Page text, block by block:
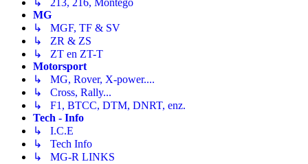
↳ 213, 216, Montego
MG
↳ MGF, TF & SV
↳ ZR & ZS
↳ ZT en ZT-T
Motorsport
↳ MG, Rover, X-power....
↳ Cross, Rally...
↳ F1, BTCC, DTM, DNRT, enz.
Tech - Info
↳ I.C.E
↳ Tech Info
↳ MG-R LINKS